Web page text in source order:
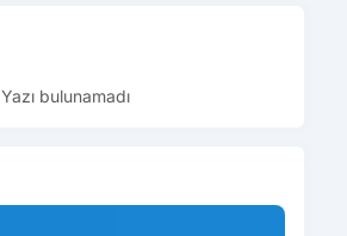
Yazı bulunamadı